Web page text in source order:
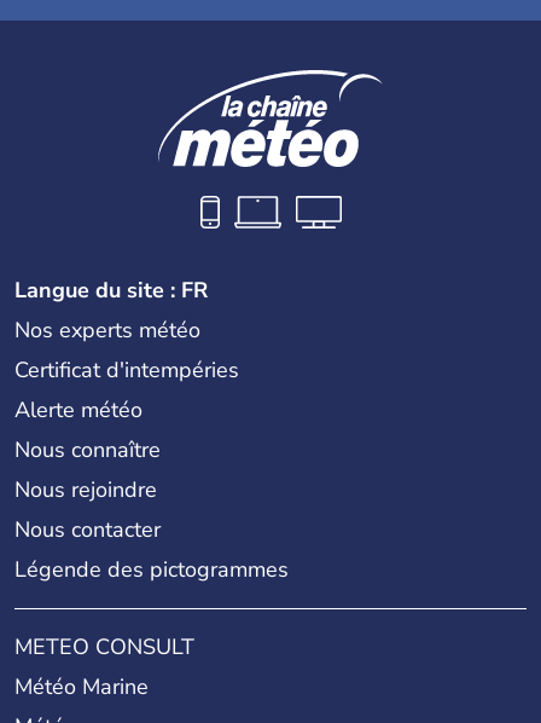
Langue du site : FR
Nos experts météo
Certificat d'intempéries
Alerte météo
Nous connaître
Nous rejoindre
Nous contacter
Légende des pictogrammes
METEO CONSULT
Météo Marine